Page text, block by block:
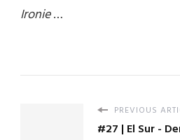
Ironie…
PREVIOUS
#27 | El Sur -